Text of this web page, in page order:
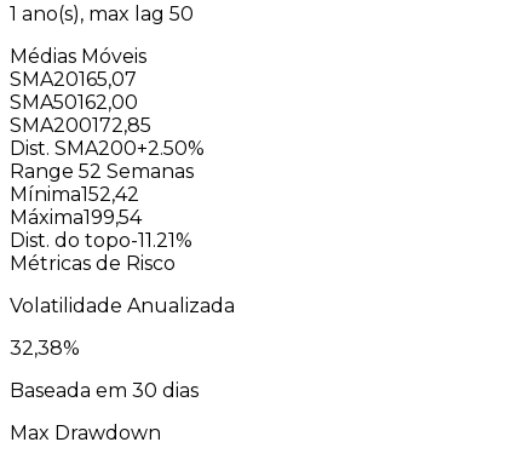
1 ano(s), max lag 50
Médias Móveis
SMA20165,07
SMA50162,00
SMA200172,85
Dist. SMA200+2.50%
Range 52 Semanas
Mínima152,42
Máxima199,54
Dist. do topo-11.21%
Métricas de Risco
Volatilidade Anualizada
32,38%
Baseada em 30 dias
Max Drawdown